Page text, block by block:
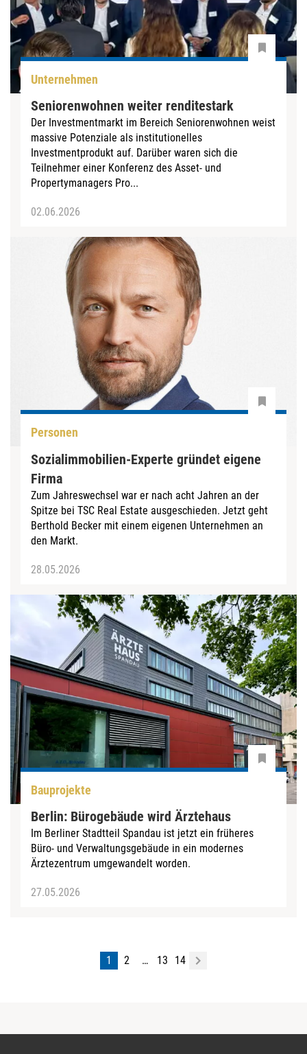
Unternehmen
Seniorenwohnen weiter renditestark
Der Investmentmarkt im Bereich Seniorenwohnen weist
massive Potenziale als institutionelles
Investmentprodukt auf. Darüber waren sich die
Teilnehmer einer Konferenz des Asset- und
Propertymanagers Pro...
02.06.2026
Personen
Sozialimmobilien-Experte gründet eigene
Firma
Zum Jahreswechsel war er nach acht Jahren an der
Spitze bei TSC Real Estate ausgeschieden. Jetzt geht
Berthold Becker mit einem eigenen Unternehmen an
den Markt.
28.05.2026
Bauprojekte
Berlin: Bürogebäude wird Ärztehaus
Im Berliner Stadtteil Spandau ist jetzt ein früheres
Büro- und Verwaltungsgebäude in ein modernes
Ärztezentrum umgewandelt worden.
27.05.2026
1 2 … 13 14